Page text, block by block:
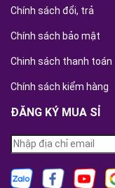
Chính sách đổi, trả
Chính sách bảo mật
Chinh sách thanh toán
Chính sách kiểm hàng
ĐĂNG KÝ MUA SỈ